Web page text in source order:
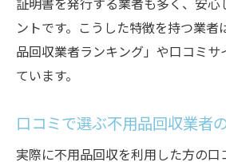
証明書を発行する業者も多く、安
ントです。こうした特徴を持つ業者
品回収業者ランキング」や口コミ
ています。
口コミで選ぶ不用品回収業者
実際に不用品回収を利用した方の